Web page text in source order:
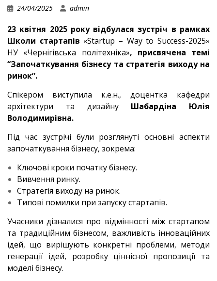
24/04/2025 admin
23 квітня 2025 року відбулася зустріч в рамках
Школи стартапів «Startup – Way to Success-2025»
НУ «Чернігівська політехніка», присвячена темі
“Започаткування бізнесу та стратегія виходу на
ринок”.
Спікером виступила к.е.н., доцентка кафедри
архітектури та дизайну Шабардіна Юлія
Володимирівна.
Під час зустрічі були розглянуті основні аспекти
започаткування бізнесу, зокрема:
Ключові кроки початку бізнесу.
Вивчення ринку.
Стратегія виходу на ринок.
Типові помилки при запуску стартапів.
Учасники дізналися про відмінності між стартапом
та традиційним бізнесом, важливість інноваційних
ідей, що вирішують конкретні проблеми, методи
генерації ідей, розробку ціннісної пропозиції та
моделі бізнесу.